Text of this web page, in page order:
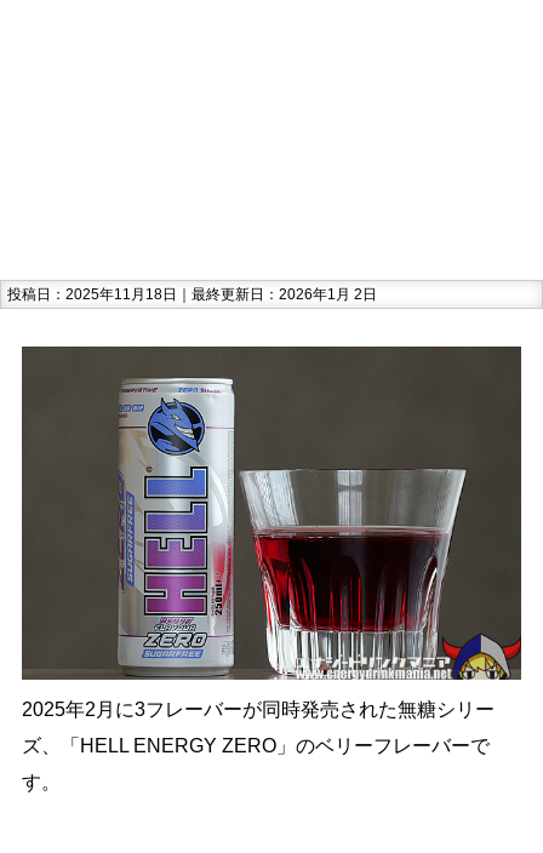
投稿日：2025年11月18日｜最終更新日：2026年1月 2日
2025年2月に3フレーバーが同時発売された無糖シリー
ズ、「HELL ENERGY ZERO」のベリーフレーバーで
す。